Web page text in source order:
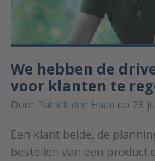
We hebben de
voor klanten te
Door Patrick den Haan op 28
Een klant belde, de
bestellen van een